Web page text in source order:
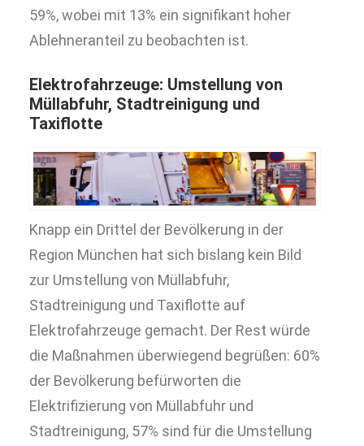
59%, wobei mit 13% ein signifikant hoher
Ablehneranteil zu beobachten ist.
Elektrofahrzeuge: Umstellung von
Müllabfuhr, Stadtreinigung und
Taxiflotte
Knapp ein Drittel der Bevölkerung in der
Region München hat sich bislang kein Bild
zur Umstellung von Müllabfuhr,
Stadtreinigung und Taxiflotte auf
Elektrofahrzeuge gemacht. Der Rest würde
die Maßnahmen überwiegend begrüßen: 60%
der Bevölkerung befürworten die
Elektrifizierung von Müllabfuhr und
Stadtreinigung, 57% sind für die Umstellung